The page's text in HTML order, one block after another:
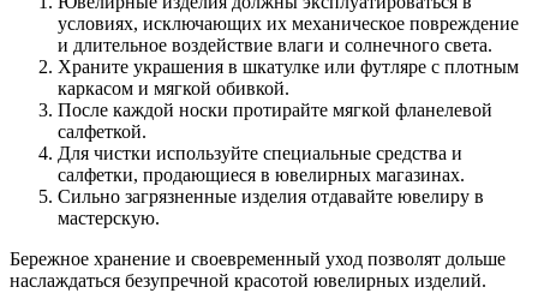
условиях, исключающих их механическое повреждение
и длительное воздействие влаги и солнечного света.
Храните украшения в шкатулке или футляре с плотным
каркасом и мягкой обивкой.
После каждой носки протирайте мягкой фланелевой
салфеткой.
Для чистки используйте специальные средства и
салфетки, продающиеся в ювелирных магазинах.
Сильно загрязненные изделия отдавайте ювелиру в
мастерскую.
Бережное хранение и своевременный уход позволят дольше
наслаждаться безупречной красотой ювелирных изделий.